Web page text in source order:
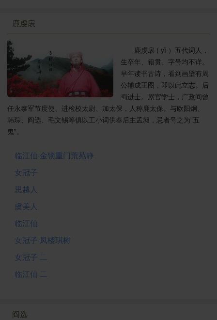
鹿虔扆
鹿虔扆 ( yǐ ）五代词人，
生卒年、籍贯、字号均不详。
早年读书古诗，看到画壁有周
公辅成王图，即以此立志。后
蜀进士。累官学士，广政间曾
任永泰军节度使、进检校太尉、加太保，人称鹿太保。与欧阳炯、
韩琮、阎选、毛文锡等俱以工小词供奉后主孟昶，忌者号之为“五
鬼”。
临江仙·金锁重门荒苑静
女冠子
思越人
虞美人
临江仙
女冠子·凤楼琪树
女冠子 二
临江仙 二
阎选